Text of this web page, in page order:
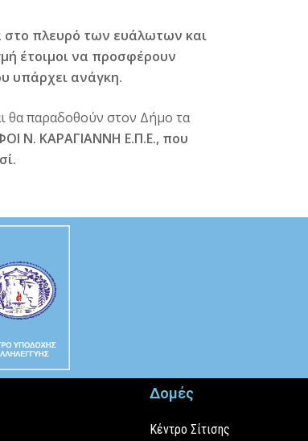
στο πλευρό των ευάλωτων και
έτοιμοι να προσφέρουν
υπάρχει ανάγκη.
θα παραδοθούν στον Δήμο τα
Ν. ΚΑΡΑΓΙΑΝΝΗ Ε.Π.Ε., που
Δομές
Κέντρο Σίτισης